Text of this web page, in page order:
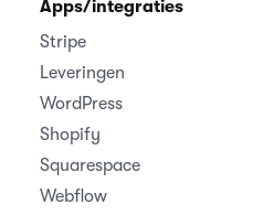
Apps/integraties
Stripe
Leveringen
WordPress
Shopify
Squarespace
Webflow